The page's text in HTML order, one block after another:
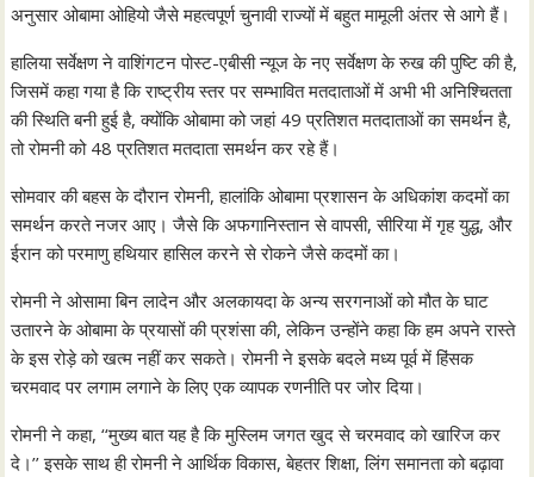
अनुसार ओबामा ओहियो जैसे महत्वपूर्ण चुनावी राज्यों में बहुत मामूली अंतर से आगे हैं।
हालिया सर्वेक्षण ने वाशिंगटन पोस्ट-एबीसी न्यूज के नए सर्वेक्षण के रुख की पुष्टि की है,
जिसमें कहा गया है कि राष्ट्रीय स्तर पर सम्भावित मतदाताओं में अभी भी अनिश्चितता
की स्थिति बनी हुई है, क्योंकि ओबामा को जहां 49 प्रतिशत मतदाताओं का समर्थन है,
तो रोमनी को 48 प्रतिशत मतदाता समर्थन कर रहे हैं।
सोमवार की बहस के दौरान रोमनी, हालांकि ओबामा प्रशासन के अधिकांश कदमों का
समर्थन करते नजर आए। जैसे कि अफगानिस्तान से वापसी, सीरिया में गृह युद्ध, और
ईरान को परमाणु हथियार हासिल करने से रोकने जैसे कदमों का।
रोमनी ने ओसामा बिन लादेन और अलकायदा के अन्य सरगनाओं को मौत के घाट
उतारने के ओबामा के प्रयासों की प्रशंसा की, लेकिन उन्होंने कहा कि हम अपने रास्ते
के इस रोड़े को खत्म नहीं कर सकते। रोमनी ने इसके बदले मध्य पूर्व में हिंसक
चरमवाद पर लगाम लगाने के लिए एक व्यापक रणनीति पर जोर दिया।
रोमनी ने कहा, ‘‘मुख्य बात यह है कि मुस्लिम जगत खुद से चरमवाद को खारिज कर
दे।’’ इसके साथ ही रोमनी ने आर्थिक विकास, बेहतर शिक्षा, लिंग समानता को बढ़ावा